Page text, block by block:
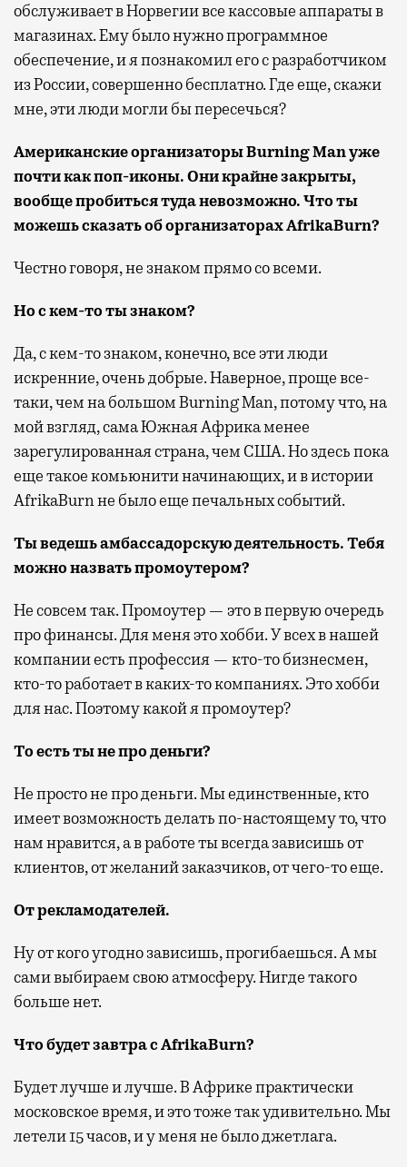
обслуживает в Норвегии все кассовые аппараты в
магазинах. Ему было нужно программное
обеспечение, и я познакомил его с разработчиком
из России, совершенно бесплатно. Где еще, скажи
мне, эти люди могли бы пересечься?
Американские организаторы Burning Man уже
почти как поп-иконы. Они крайне закрыты,
вообще пробиться туда невозможно. Что ты
можешь сказать об организаторах AfrikaBurn?
Честно говоря, не знаком прямо со всеми.
Но с кем-то ты знаком?
Да, с кем-то знаком, конечно, все эти люди
искренние, очень добрые. Наверное, проще все-
таки, чем на большом Burning Man, потому что, на
мой взгляд, сама Южная Африка менее
зарегулированная страна, чем США. Но здесь пока
еще такое комьюнити начинающих, и в истории
AfrikaBurn не было еще печальных событий.
Ты ведешь амбассадорскую деятельность. Тебя
можно назвать промоутером?
Не совсем так. Промоутер — это в первую очередь
про финансы. Для меня это хобби. У всех в нашей
компании есть профессия — кто-то бизнесмен,
кто-то работает в каких-то компаниях. Это хобби
для нас. Поэтому какой я промоутер?
То есть ты не про деньги?
Не просто не про деньги. Мы единственные, кто
имеет возможность делать по-настоящему то, что
нам нравится, а в работе ты всегда зависишь от
клиентов, от желаний заказчиков, от чего-то еще.
От рекламодателей.
Ну от кого угодно зависишь, прогибаешься. А мы
сами выбираем свою атмосферу. Нигде такого
больше нет.
Что будет завтра с AfrikaBurn?
Будет лучше и лучше. В Африке практически
московское время, и это тоже так удивительно. Мы
летели 15 часов, и у меня не было джетлага.